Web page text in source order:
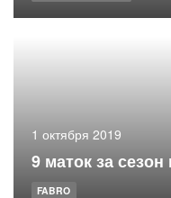
1 октября 2019
9 маток за
FABRO